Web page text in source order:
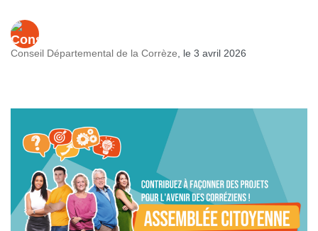
Conseil Départemental de la Corrèze , le 3 avril 2026